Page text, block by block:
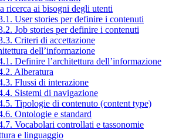
ricerca ai bisogni degli utenti
User stories per definire i contenuti
Job stories per definire i contenuti
Criteri di accettazione
dell’informazione
Definire l’architettura dell’informazione
Alberatura
Flussi di interazione
Sistemi di navigazione
Tipologie di contenuto (content type)
Ontologie e standard
Vocabolari controllati e tassonomie
e linguaggio